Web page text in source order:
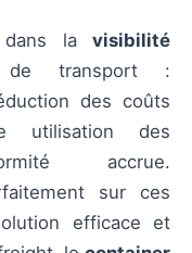
dans la visibilité
de transport :
des coûts
utilisation des
accrue.
sur ces
efficace et